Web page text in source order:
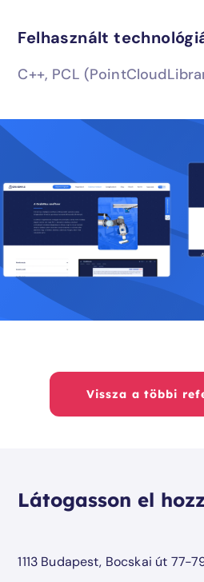
Felhasznált
C++, PCL
Vissza a többi
Látogasson el
1113 Budapest, Bocskai út 77-